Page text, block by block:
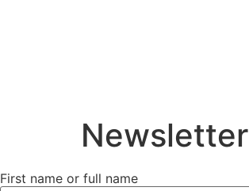
Newsletter
First name or full name